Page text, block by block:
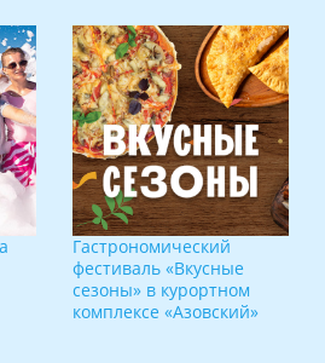
Гастрономический
фестиваль «Вкусные
сезоны» в курортном
комплексе «Азовский»